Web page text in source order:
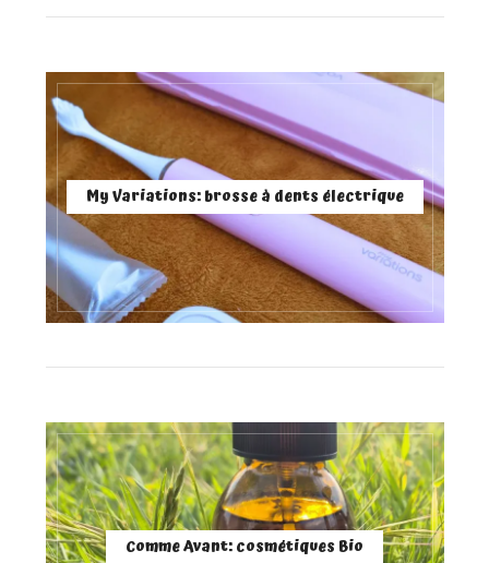
My Variations: brosse à dents électrique
Comme Avant: cosmétiques Bio